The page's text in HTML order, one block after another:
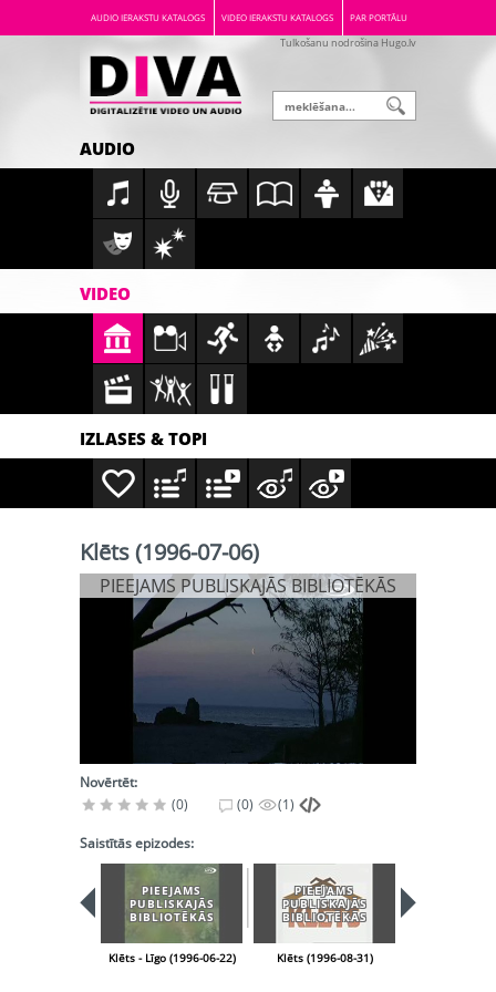
AUDIO IERAKSTU KATALOGS VIDEO IERAKSTU KATALOGS PAR PORTĀLU
Tulkošanu nodrošina Hugo.lv
AUDIO
VIDEO
IZLASES & TOPI
Klēts (1996-07-06)
PIEEJAMS PUBLISKAJĀS BIBLIOTĒKĀS
Novērtēt:
(0)
(0) (1)
Saistītās epizodes:
PIEEJAMS
PUBLISKAJĀS
BIBLIOTĒKĀS
Klēts - Līgo (1996-06-22)
PIEEJAMS
PUBLISKAJĀS
BIBLIOTĒKĀS
Klēts (1996-08-31)